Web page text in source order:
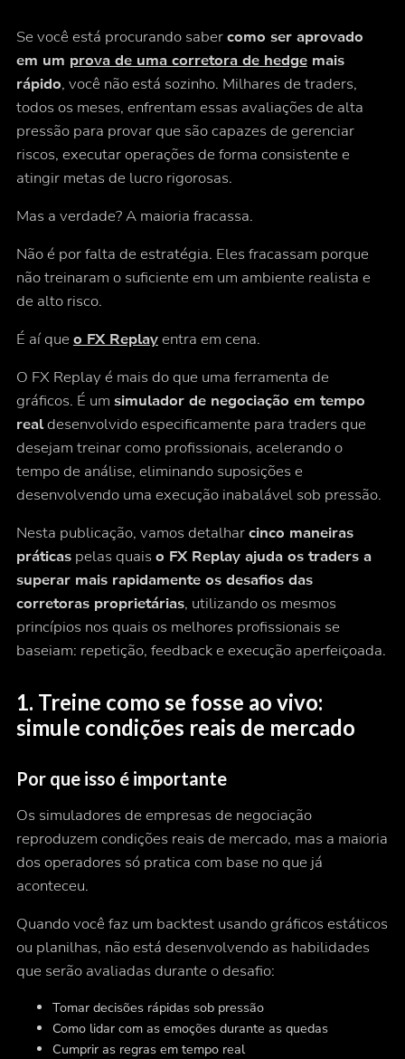
Se você está procurando sabercomo ser aprovado
em um prova de uma corretora de hedgemais
rápido, você não está sozinho. Milhares de traders,
todos os meses, enfrentam essas avaliações de alta
pressão para provar que são capazes de gerenciar
riscos, executar operações de forma consistente e
atingir metas de lucro rigorosas.
Mas a verdade? A maioria fracassa.
Não é por falta de estratégia. Eles fracassam porque
não treinaram o suficiente em um ambiente realista e
de alto risco.
É aí que o FX Replayentra em cena.
O FX Replay é mais do que uma ferramenta de
gráficos. É um simulador de negociação em tempo
realdesenvolvido especificamente para traders que
desejam treinar como profissionais, acelerando o
tempo de análise, eliminando suposições e
desenvolvendo uma execução inabalável sob pressão.
Nesta publicação, vamos detalharcinco maneiras
práticaspelas quais o FX Replay ajuda os traders a
superar mais rapidamente os desafios das
corretoras proprietárias, utilizando os mesmos
princípios nos quais os melhores profissionais se
baseiam: repetição, feedback e execução aperfeiçoada.
1. Treine como se fosse ao vivo:
simule condições reais de mercado
Por que isso é importante
Os simuladores de empresas de negociação
reproduzem condições reais de mercado, mas a maioria
dos operadores só pratica com base no que já
aconteceu.
Quando você faz um backtest usando gráficos estáticos
ou planilhas, não está desenvolvendo as habilidades
que serão avaliadas durante o desafio:
Tomar decisões rápidas sob pressão
Como lidar com as emoções durante as quedas
Cumprir as regras em tempo real